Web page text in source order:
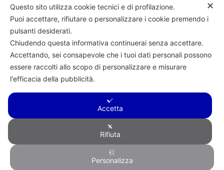
Regolamento Privacy
Copyright © 2026 F.lli Tentori di Enrico Tentori & C. SAS - Via A.
Toscanini, 6, RENATE, 20838, MB - P.I. 00882950967 - R.E.A.
✕
Questo sito utilizza cookie tecnici e di profilazione.
Puoi accettare, rifiutare o personalizzare i cookie premendo i
pulsanti desiderati.
Chiudendo questa informativa continuerai senza accettare.
Accettando, sei consapevole che i tuoi dati personali possono
essere raccolti allo scopo di personalizzare e misurare
l'efficacia della pubblicità.
Accetta
Rifiuta
Personalizza